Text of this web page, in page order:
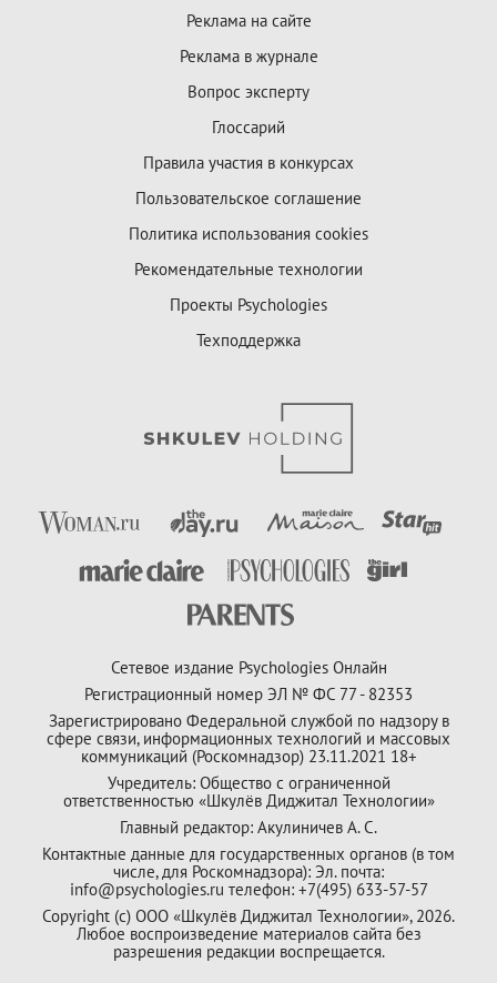
Реклама на сайте
Реклама в журнале
Вопрос эксперту
Глоссарий
Правила участия в конкурсах
Пользовательское соглашение
Политика использования cookies
Рекомендательные технологии
Проекты Psychologies
Техподдержка
Сетевое издание Psychologies Онлайн
Регистрационный номер ЭЛ № ФС 77 - 82353
Зарегистрировано Федеральной службой по надзору в
сфере связи, информационных технологий и массовых
коммуникаций (Роскомнадзор) 23.11.2021 18+
Учредитель: Общество с ограниченной
ответственностью «Шкулёв Диджитал Технологии»
Главный редактор: Акулиничев А. С.
Контактные данные для государственных органов (в том
числе, для Роскомнадзора): Эл. почта:
info@psychologies.ru телефон: +7(495) 633-57-57
Copyright (с) ООО «Шкулёв Диджитал Технологии», 2026.
Любое воспроизведение материалов сайта без
разрешения редакции воспрещается.